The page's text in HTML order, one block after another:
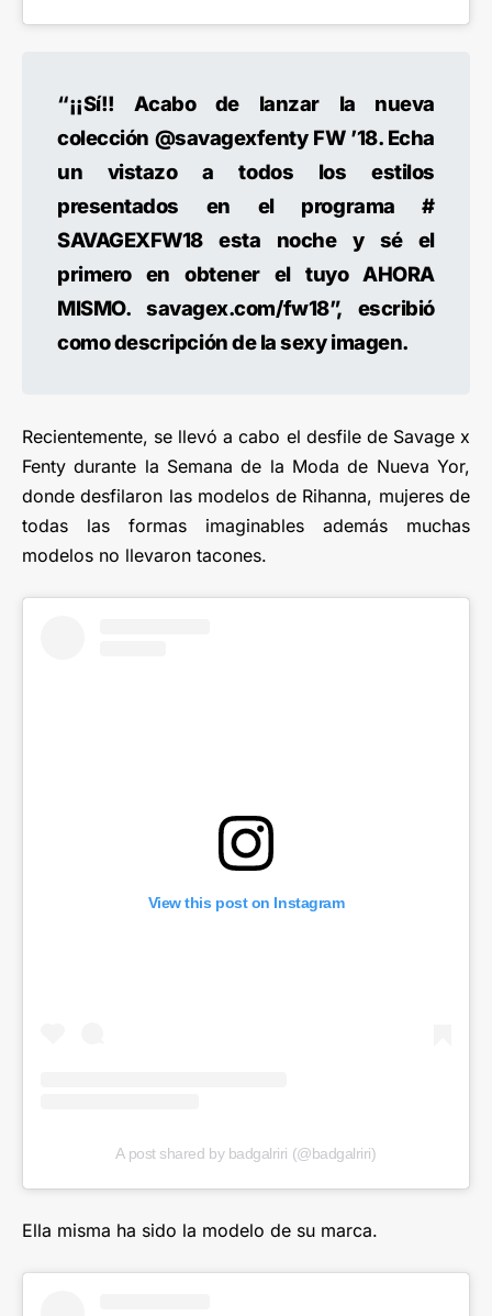
“¡¡Sí!! Acabo de lanzar la nueva
colección @savagexfenty FW ’18. Echa
un vistazo a todos los estilos
presentados en el programa #
SAVAGEXFW18 esta noche y sé el
primero en obtener el tuyo AHORA
MISMO. savagex.com/fw18”, escribió
como descripción de la sexy imagen.
Recientemente, se llevó a cabo el desfile de Savage x
Fenty durante la Semana de la Moda de Nueva Yor,
donde desfilaron las modelos de Rihanna, mujeres de
todas las formas imaginables además muchas
modelos no llevaron tacones.
View this post on Instagram
A post shared by badgalriri (@badgalriri)
Ella misma ha sido la modelo de su marca.